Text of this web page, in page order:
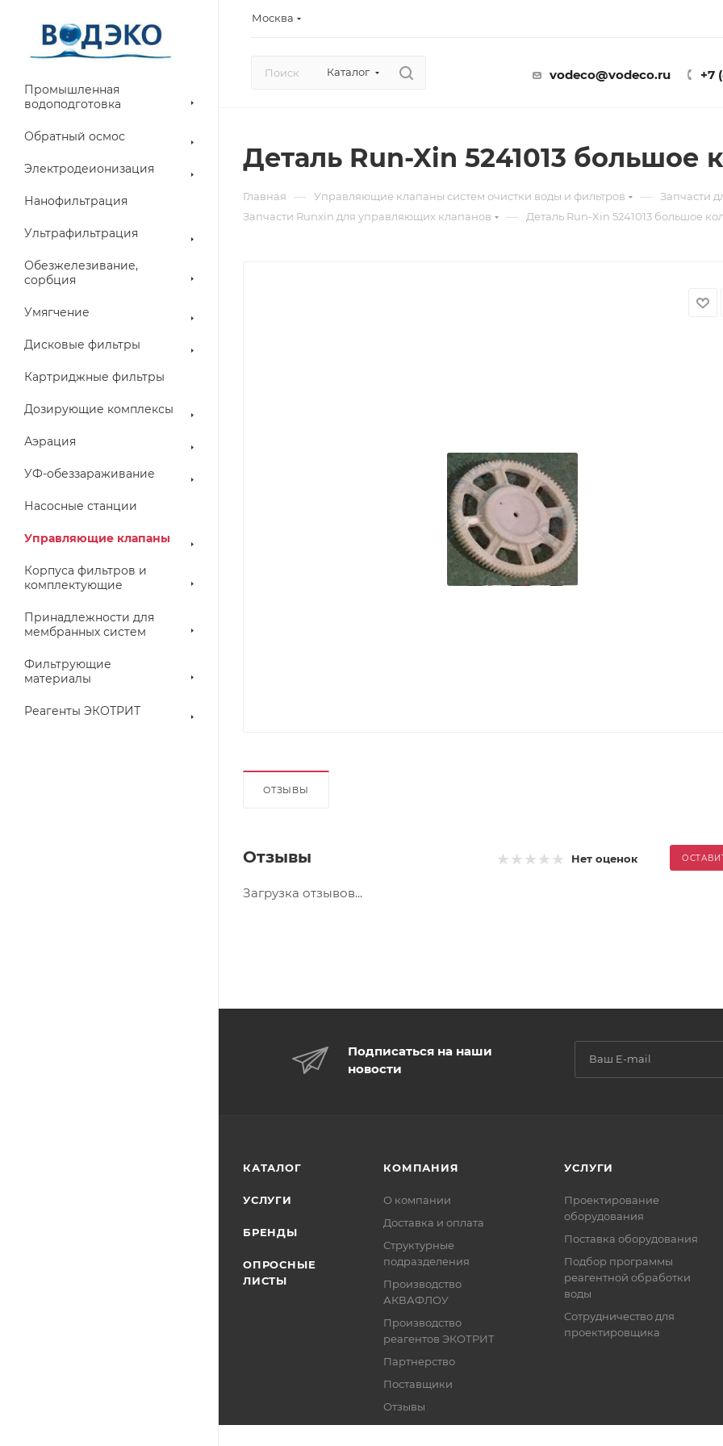
Москва
Каталог vodeco@vodeco.ru +7
Промышленная
водоподготовка
Обратный осмос
Электродеионизация
Нанофильтрация
Ультрафильтрация
Обезжелезивание,
сорбция
Умягчение
Дисковые фильтры
Картриджные фильтры
Дозирующие комплексы
Аэрация
УФ-обеззараживание
Насосные станции
Управляющие клапаны
Корпуса фильтров и
комплектующие
Принадлежности для
мембранных систем
Фильтрующие
материалы
Реагенты ЭКОТРИТ
Деталь Run-Xin 5241013 большое
Главная — Управляющие клапаны систем очистки воды и фильтров — Запчасти
Запчасти Runxin для управляющих клапанов — Деталь Run-Xin 5241013 большое
ОТЗЫВЫ
Отзывы Нет оценок
Загрузка отзывов...
Подписаться на наши
новости
КАТАЛОГ
УСЛУГИ
БРЕНДЫ
ОПРОСНЫЕ
ЛИСТЫ
КОМПАНИЯ
О компании
Доставка и оплата
Структурные
подразделения
Производство
АКВАФЛОУ
Производство
реагентов ЭКОТРИТ
Партнерство
Поставщики
Отзывы
Реквизиты
УСЛУГИ
Проектирование
оборудования
Поставка оборудования
Подбор программы
реагентной обработки
воды
Сотрудничество для
проектировщика